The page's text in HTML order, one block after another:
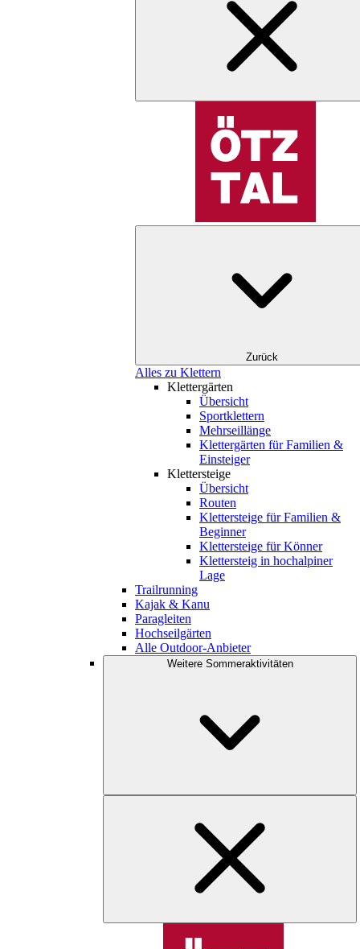
Zurück
Alles zu Klettern
Klettergärten
Übersicht
Sportklettern
Mehrseillänge
Klettergärten für Familien &
Einsteiger
Klettersteige
Übersicht
Routen
Klettersteige für Familien &
Beginner
Klettersteige für Könner
Klettersteig in hochalpiner
Lage
Trailrunning
Kajak & Kanu
Paragleiten
Hochseilgärten
Alle Outdoor-Anbieter
Weitere Sommeraktivitäten